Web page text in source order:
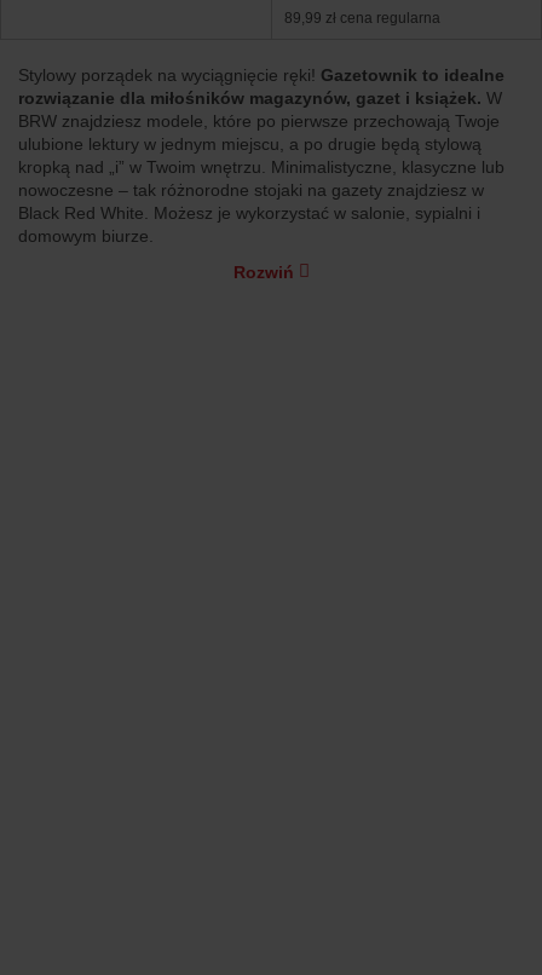
89,99 zł cena regularna
Stylowy porządek na wyciągnięcie ręki! Gazetownik to idealne
rozwiązanie dla miłośników magazynów, gazet i książek. W
BRW znajdziesz modele, które po pierwsze przechowają Twoje
ulubione lektury w jednym miejscu, a po drugie będą stylową
kropką nad „i” w Twoim wnętrzu. Minimalistyczne, klasyczne lub
nowoczesne – tak różnorodne stojaki na gazety znajdziesz w
Black Red White. Możesz je wykorzystać w salonie, sypialni i
domowym biurze.
Rozwiń